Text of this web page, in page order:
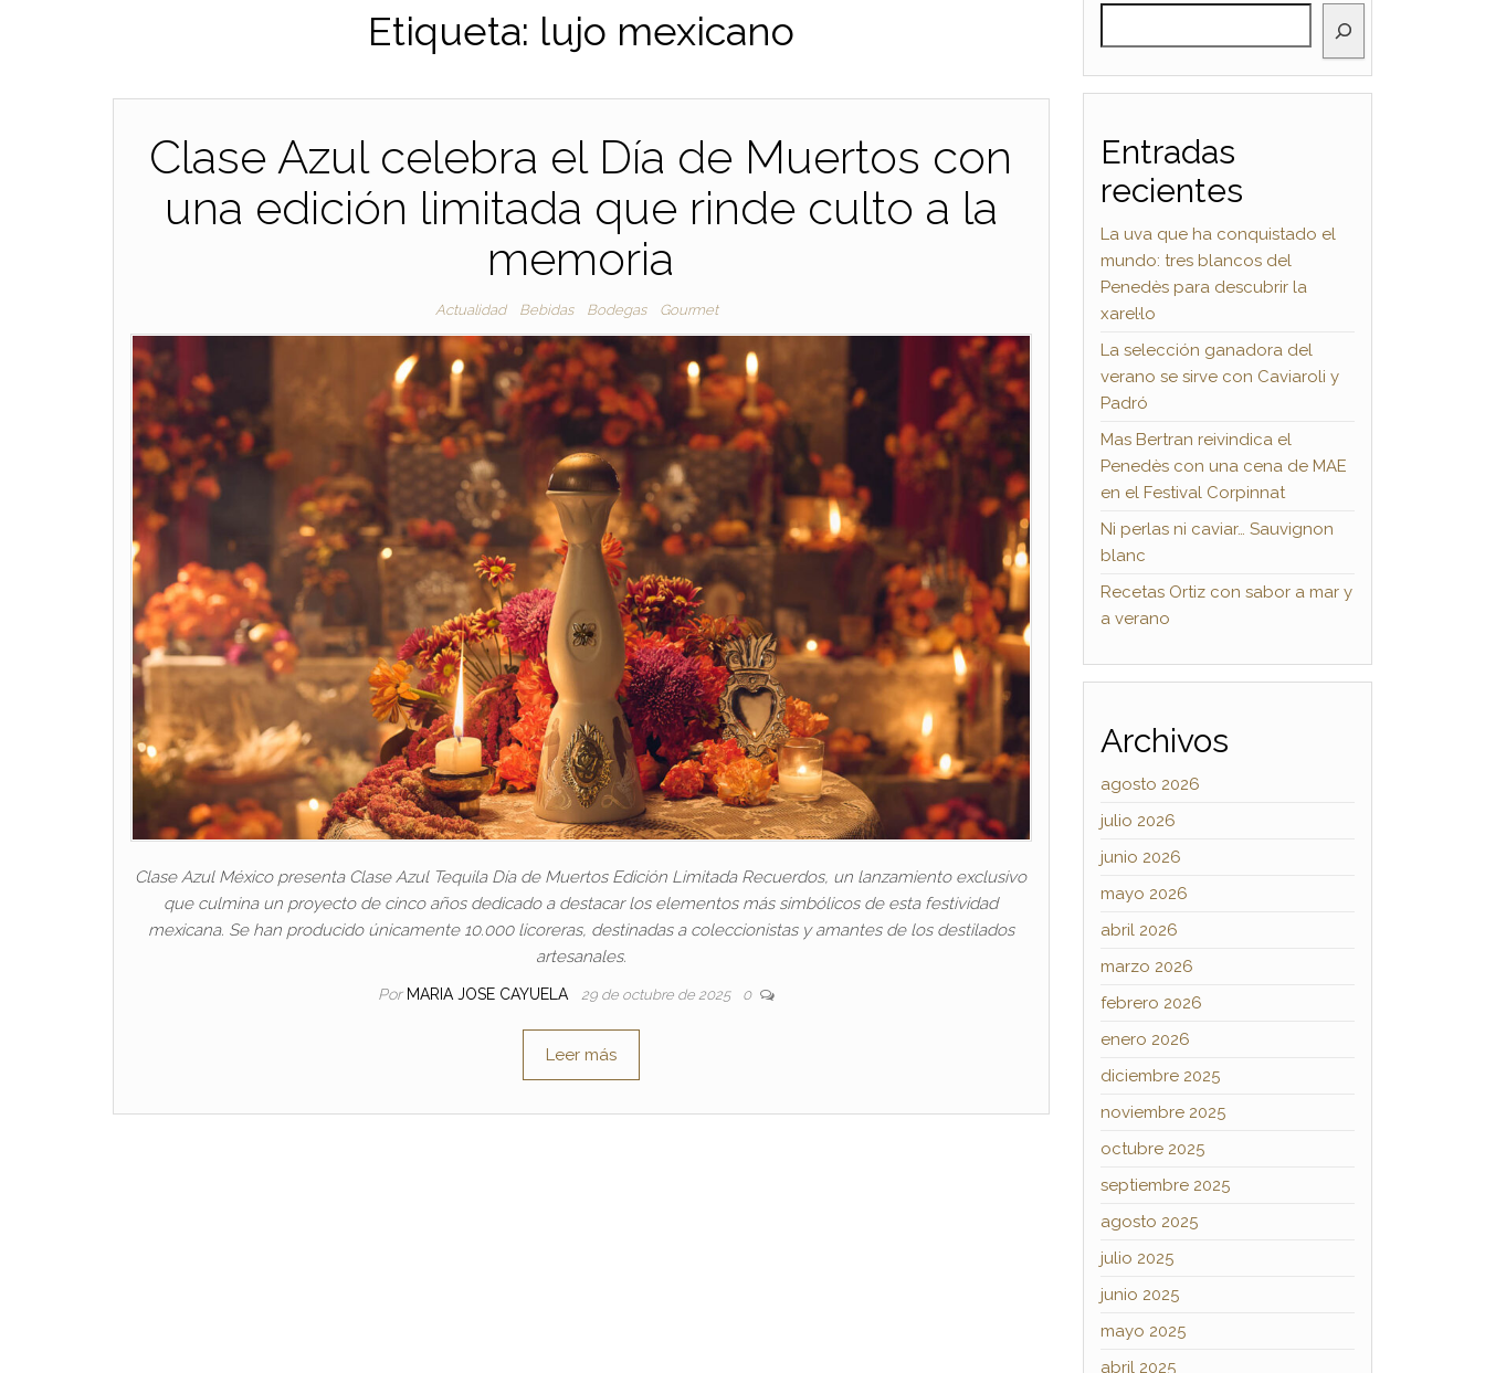
Etiqueta: lujo mexicano
Clase Azul celebra el Día de Muertos con
una edición limitada que rinde culto a la
memoria
Actualidad Bebidas Bodegas Gourmet
Clase Azul México presenta Clase Azul Tequila Día de Muertos Edición Limitada Recuerdos, un lanzamiento exclusivo
que culmina un proyecto de cinco años dedicado a destacar los elementos más simbólicos de esta festividad
mexicana. Se han producido únicamente 10.000 licoreras, destinadas a coleccionistas y amantes de los destilados
artesanales.
Por MARIA JOSE CAYUELA 29 de octubre de 2025 0
Leer más
Entradas
recientes
La uva que ha conquistado el
mundo: tres blancos del
Penedès para descubrir la
xarel·lo
La selección ganadora del
verano se sirve con Caviaroli y
Padró
Mas Bertran reivindica el
Penedès con una cena de MAE
en el Festival Corpinnat
Ni perlas ni caviar… Sauvignon
blanc
Recetas Ortiz con sabor a mar y
a verano
Archivos
agosto 2026
julio 2026
junio 2026
mayo 2026
abril 2026
marzo 2026
febrero 2026
enero 2026
diciembre 2025
noviembre 2025
octubre 2025
septiembre 2025
agosto 2025
julio 2025
junio 2025
mayo 2025
abril 2025